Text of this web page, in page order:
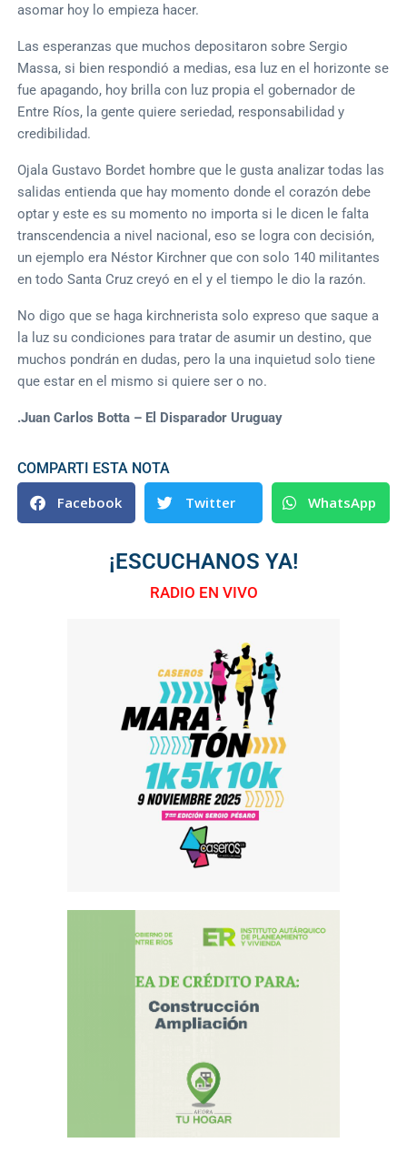
asomar hoy lo empieza hacer.
Las esperanzas que muchos depositaron sobre Sergio
Massa, si bien respondió a medias, esa luz en el horizonte se
fue apagando, hoy brilla con luz propia el gobernador de
Entre Ríos, la gente quiere seriedad, responsabilidad y
credibilidad.
Ojala Gustavo Bordet hombre que le gusta analizar todas las
salidas entienda que hay momento donde el corazón debe
optar y este es su momento no importa si le dicen le falta
transcendencia a nivel nacional, eso se logra con decisión,
un ejemplo era Néstor Kirchner que con solo 140 militantes
en todo Santa Cruz creyó en el y el tiempo le dio la razón.
No digo que se haga kirchnerista solo expreso que saque a
la luz su condiciones para tratar de asumir un destino, que
muchos pondrán en dudas, pero la una inquietud solo tiene
que estar en el mismo si quiere ser o no.
.Juan Carlos Botta – El Disparador Uruguay
COMPARTI ESTA NOTA
Facebook Twitter WhatsApp
¡ESCUCHANOS YA!
RADIO EN VIVO